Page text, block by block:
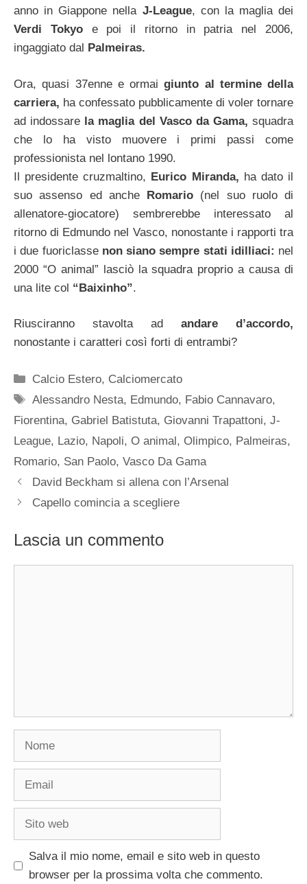
anno in Giappone nella J-League, con la maglia dei
Verdi Tokyo e poi il ritorno in patria nel 2006,
ingaggiato dal Palmeiras.
Ora, quasi 37enne e ormaigiunto al termine della
carriera, ha confessato pubblicamente di voler tornare
ad indossare la maglia del Vasco da Gama, squadra
che lo ha visto muovere i primi passi come
professionista nel lontano 1990.
Il presidente cruzmaltino, Eurico Miranda, ha dato il
suo assenso ed anche Romario (nel suo ruolo di
allenatore-giocatore) sembrerebbe interessato al
ritorno di Edmundo nel Vasco, nonostante i rapporti tra
i due fuoriclasse non siano sempre stati idilliaci: nel
2000 “O animal” lasciò la squadra proprio a causa di
una lite col “Baixinho”.
Riusciranno stavolta ad andare d’accordo,
nonostante i caratteri così forti di entrambi?
Categorie
Calcio Estero, Calciomercato
Tag
Alessandro Nesta, Edmundo, Fabio Cannavaro,
Fiorentina, Gabriel Batistuta, Giovanni Trapattoni, J-
League, Lazio, Napoli, O animal, Olimpico, Palmeiras,
Romario, San Paolo, Vasco Da Gama
David Beckham si allena con l’Arsenal
Capello comincia a scegliere
Lascia un commento
Nome
Email
Sito
Salva il mio nome, email e sito web in questo
browser per la prossima volta che commento.